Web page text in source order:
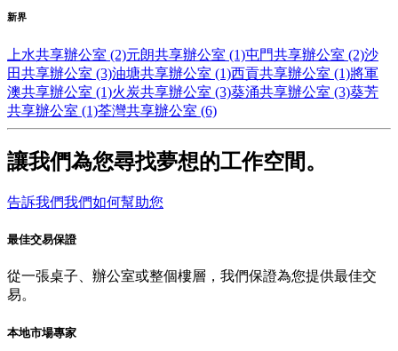
新界
上水共享辦公室 (2)元朗共享辦公室 (1)屯門共享辦公室 (2)沙
田共享辦公室 (3)油塘共享辦公室 (1)西貢共享辦公室 (1)將軍
澳共享辦公室 (1)火炭共享辦公室 (3)葵涌共享辦公室 (3)葵芳
共享辦公室 (1)荃灣共享辦公室 (6)
讓我們為您尋找夢想的工作空間。
告訴我們我們如何幫助您
最佳交易保證
從一張桌子、辦公室或整個樓層，我們保證為您提供最佳交
易。
本地市場專家